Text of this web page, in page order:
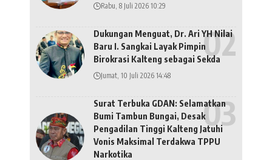
Rabu, 8 Juli 2026 10:29
Dukungan Menguat, Dr. Ari YH Nilai
Baru I. Sangkai Layak Pimpin
Birokrasi Kalteng sebagai Sekda
Jumat, 10 Juli 2026 14:48
Surat Terbuka GDAN: Selamatkan
Bumi Tambun Bungai, Desak
Pengadilan Tinggi Kalteng Jatuhi
Vonis Maksimal Terdakwa TPPU
Narkotika